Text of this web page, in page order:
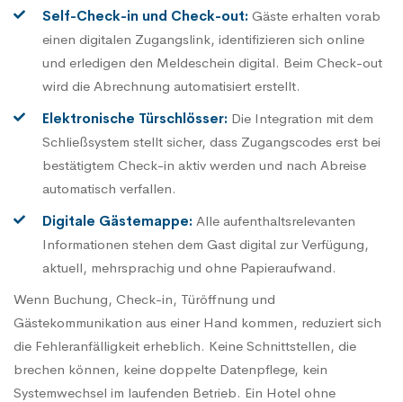
Self-Check-in und Check-out: Gäste erhalten vorab
einen digitalen Zugangslink, identifizieren sich online
und erledigen den Meldeschein digital. Beim Check-out
wird die Abrechnung automatisiert erstellt.
Elektronische Türschlösser: Die Integration mit dem
Schließsystem stellt sicher, dass Zugangscodes erst bei
bestätigtem Check-in aktiv werden und nach Abreise
automatisch verfallen.
Digitale Gästemappe: Alle aufenthaltsrelevanten
Informationen stehen dem Gast digital zur Verfügung,
aktuell, mehrsprachig und ohne Papieraufwand.
Wenn Buchung, Check-in, Türöffnung und
Gästekommunikation aus einer Hand kommen, reduziert sich
die Fehleranfälligkeit erheblich. Keine Schnittstellen, die
brechen können, keine doppelte Datenpflege, kein
Systemwechsel im laufenden Betrieb. Ein Hotel ohne